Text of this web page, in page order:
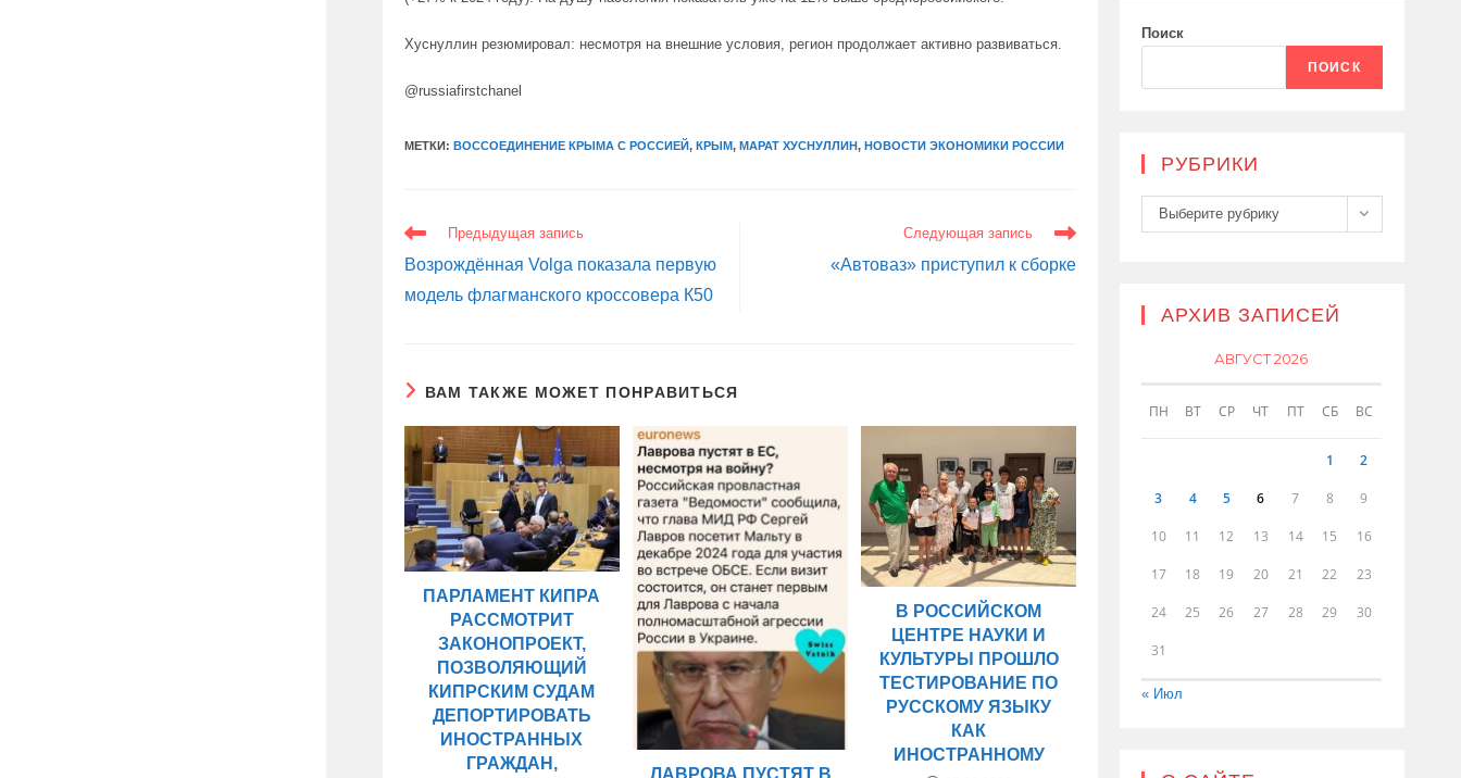
Хуснуллин резюмировал: несмотря на внешние условия, регион продолжает активно развиваться.
@russiafirstchanel
МЕТКИ:ВОССОЕДИНЕНИЕ КРЫМА С РОССИЕЙ, КРЫМ, МАРАТ ХУСНУЛЛИН, НОВОСТИ ЭКОНОМИКИ РОССИИ
ЕЩЕ
СТАТЬИ
Предыдущая запись
Возрождённая Volga показала первую
модель флагманского кроссовера К50
Следующая запись
«Автоваз» приступил к сборке
ВАМ ТАКЖЕ МОЖЕТ ПОНРАВИТЬСЯ
ПАРЛАМЕНТ КИПРА
РАССМОТРИТ
ЗАКОНОПРОЕКТ,
ПОЗВОЛЯЮЩИЙ
КИПРСКИМ СУДАМ
ДЕПОРТИРОВАТЬ
ИНОСТРАННЫХ
ГРАЖДАН,
ЛАВРОВА ПУСТЯТ В
В РОССИЙСКОМ
ЦЕНТРЕ НАУКИ И
КУЛЬТУРЫ ПРОШЛО
ТЕСТИРОВАНИЕ ПО
РУССКОМУ ЯЗЫКУ
КАК
ИНОСТРАННОМУ
Поиск
ПОИСК
РУБРИКИ
Рубрики
Выберите рубрику
АРХИВ ЗАПИСЕЙ
АВГУСТ 2026
ПН ВТ СР ЧТ ПТ СБ ВС
1 2
3 4 5 6 7 8 9
10 11 12 13 14 15 16
17 18 19 20 21 22 23
24 25 26 27 28 29 30
31
« Июл